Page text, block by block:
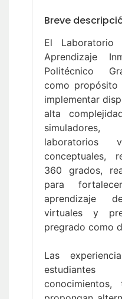
Breve
El Laboratorio
Aprendizaje
Politécnico
como propósito
implementar
alta
laboratorios
conceptuales,
360 grados,
para
aprendizaje
virtuales y
pregrado como
Las